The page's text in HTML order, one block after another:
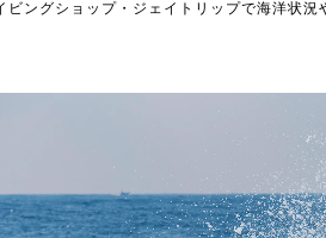
ングショップ・ジェイトリップで海洋状